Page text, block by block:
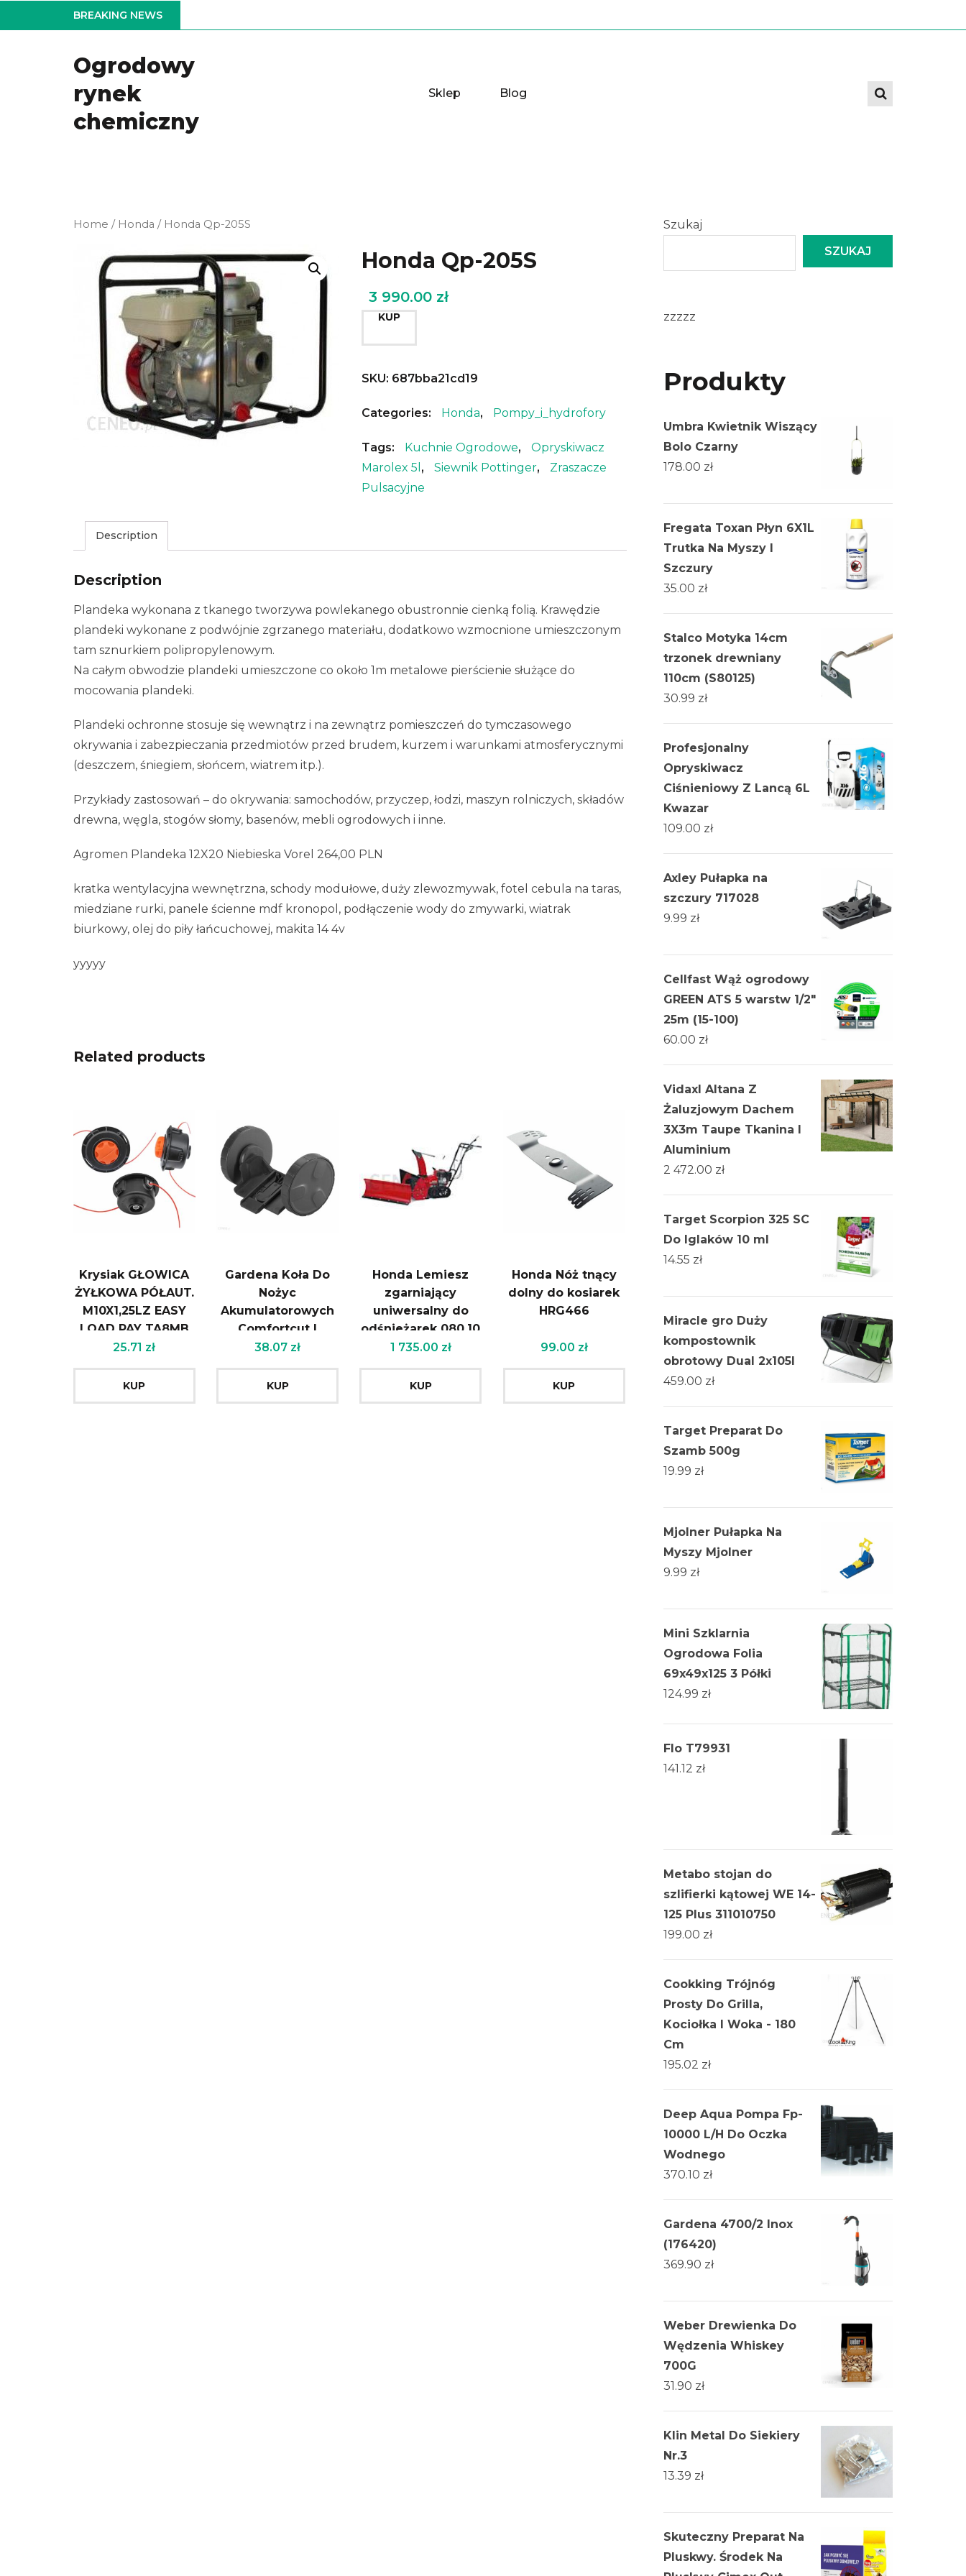
to
BREAKING NEWS
Ogrodowy
rynek
chemiczny
Sklep Blog
Home / Honda / Honda Qp-205S
Honda Qp-205S
3 990.00 zł
KUP
SKU: 687bba21cd19
Categories: Honda, Pompy_i_hydrofory
Tags: Kuchnie Ogrodowe,
Opryskiwacz
Marolex 5l , Siewnik Pottinger,
Zraszacze
Pulsacyjne
Description
Description
Plandeka wykonana z tkanego tworzywa powlekanego obustronnie cienką folią. Krawędzie
plandeki wykonane z podwójnie zgrzanego materiału, dodatkowo wzmocnione umieszczonym
tam sznurkiem polipropylenowym.
Na całym obwodzie plandeki umieszczone co około 1m metalowe pierścienie służące do
mocowania plandeki.
Plandeki ochronne stosuje się wewnątrz i na zewnątrz pomieszczeń do tymczasowego
okrywania i zabezpieczania przedmiotów przed brudem, kurzem i warunkami atmosferycznymi
(deszczem, śniegiem, słońcem, wiatrem itp.).
Przykłady zastosowań – do okrywania: samochodów, przyczep, łodzi, maszyn rolniczych, składów
drewna, węgla, stogów słomy, basenów, mebli ogrodowych i inne.
Agromen Plandeka 12X20 Niebieska Vorel 264,00 PLN
kratka wentylacyjna wewnętrzna, schody modułowe, duży zlewozmywak, fotel cebula na taras,
miedziane rurki, panele ścienne mdf kronopol, podłączenie wody do zmywarki, wiatrak
biurkowy, olej do piły łańcuchowej, makita 14 4v
yyyyy
Related products
Krysiak GŁOWICA
ŻYŁKOWA PÓŁAUT.
M10X1,25LZ EASY
LOAD PAY TA8MB
25.71 zł
KUP
Gardena Koła Do
Nożyc
Akumulatorowych
Comfortcut I
Classic Cut 9861-20
38.07 zł
KUP
Honda Lemiesz
zgarniający
uniwersalny do
odśnieżarek 080.10
1 735.00 zł
KUP
Honda Nóż tnący
dolny do kosiarek
HRG466
99.00 zł
KUP
Szukaj
SZUKAJ
zzzzz
Produkty
Umbra Kwietnik Wiszący
Bolo Czarny
178.00 zł
Fregata Toxan Płyn 6X1L
Trutka Na Myszy I
Szczury
35.00 zł
Stalco Motyka 14cm
trzonek drewniany
110cm (S80125)
30.99 zł
Profesjonalny
Opryskiwacz
Ciśnieniowy Z Lancą 6L
Kwazar
109.00 zł
Axley Pułapka na
szczury 717028
9.99 zł
Cellfast Wąż ogrodowy
GREEN ATS 5 warstw 1/2"
25m (15-100)
60.00 zł
Vidaxl Altana Z
Żaluzjowym Dachem
3X3m Taupe Tkanina I
Aluminium
2 472.00 zł
Target Scorpion 325 SC
Do Iglaków 10 ml
14.55 zł
Miracle gro Duży
kompostownik
obrotowy Dual 2x105l
459.00 zł
Target Preparat Do
Szamb 500g
19.99 zł
Mjolner Pułapka Na
Myszy Mjolner
9.99 zł
Mini Szklarnia
Ogrodowa Folia
69x49x125 3 Półki
124.99 zł
Flo T79931
141.12 zł
Metabo stojan do
szlifierki kątowej WE 14-
125 Plus 311010750
199.00 zł
Cookking Trójnóg
Prosty Do Grilla,
Kociołka I Woka - 180
Cm
195.02 zł
Deep Aqua Pompa Fp-
10000 L/H Do Oczka
Wodnego
370.10 zł
Gardena 4700/2 Inox
(176420)
369.90 zł
Weber Drewienka Do
Wędzenia Whiskey
700G
31.90 zł
Klin Metal Do Siekiery
Nr.3
13.39 zł
Skuteczny Preparat Na
Pluskwy. Środek Na